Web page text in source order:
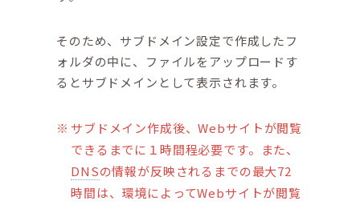
そのため、サブドメイン設定で作成したフ
ォルダの中に、ファイルをアップロードす
るとサブドメインとして表示されます。
サブドメイン作成後、Webサイトが閲覧
できるまでに１時間程必要です。また、
DNSの情報が反映されるまでの最大72
時間は、環境によってWebサイトが閲覧